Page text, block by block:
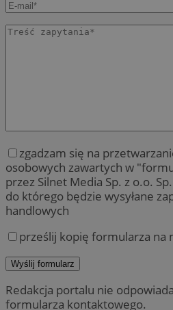
zgadzam się na
osobowych zawartych w
przez Silnet Media Sp. z o.o.
do którego będzie wysyłane
handlowych
prześlij kopię formularza na
Redakcja portalu nie
formularza kontaktowego.